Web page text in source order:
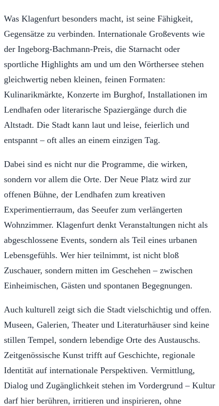
Was Klagenfurt besonders macht, ist seine Fähigkeit,
Gegensätze zu verbinden. Internationale Großevents wie
der Ingeborg-Bachmann-Preis, die Starnacht oder
sportliche Highlights am und um den Wörthersee stehen
gleichwertig neben kleinen, feinen Formaten:
Kulinarikmärkte, Konzerte im Burghof, Installationen im
Lendhafen oder literarische Spaziergänge durch die
Altstadt. Die Stadt kann laut und leise, feierlich und
entspannt – oft alles an einem einzigen Tag.
Dabei sind es nicht nur die Programme, die wirken,
sondern vor allem die Orte. Der Neue Platz wird zur
offenen Bühne, der Lendhafen zum kreativen
Experimentierraum, das Seeufer zum verlängerten
Wohnzimmer. Klagenfurt denkt Veranstaltungen nicht als
abgeschlossene Events, sondern als Teil eines urbanen
Lebensgefühls. Wer hier teilnimmt, ist nicht bloß
Zuschauer, sondern mitten im Geschehen – zwischen
Einheimischen, Gästen und spontanen Begegnungen.
Auch kulturell zeigt sich die Stadt vielschichtig und offen.
Museen, Galerien, Theater und Literaturhäuser sind keine
stillen Tempel, sondern lebendige Orte des Austauschs.
Zeitgenössische Kunst trifft auf Geschichte, regionale
Identität auf internationale Perspektiven. Vermittlung,
Dialog und Zugänglichkeit stehen im Vordergrund – Kultur
darf hier berühren, irritieren und inspirieren, ohne